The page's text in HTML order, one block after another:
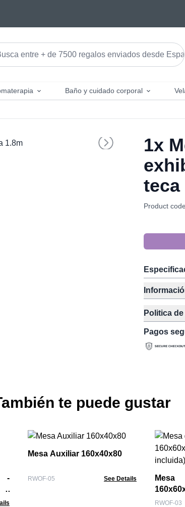
Baño y cuidado corporal
1x
teca
Product
Politica
Pagos
te puede gustar
-
-
Mesa Auxiliar 160x40x80
RWOF-05 See Details
incluida)
RWOF-03